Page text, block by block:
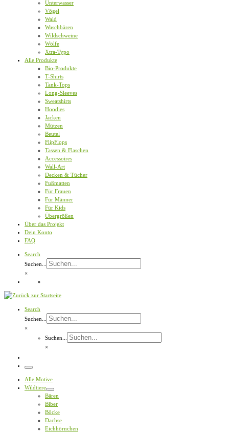
Unterwasser
Vögel
Wald
Waschbären
Wildschweine
Wölfe
Xtra-Typo
Alle Produkte
Bio-Produkte
T-Shirts
Tank-Tops
Long-Sleeves
Sweatshirts
Hoodies
Jacken
Mützen
Beutel
FlipFlops
Tassen & Flaschen
Accessoires
Wall-Art
Decken & Tücher
Fußmatten
Für Frauen
Für Männer
Für Kids
Übergrößen
Über das Projekt
Dein Konto
FAQ
Search
Suchen...
×
Search
Suchen...
×
Suchen...
×
Menü
Alle Motive
Wildtiere
Bären
Biber
Böcke
Dachse
Eichhörnchen